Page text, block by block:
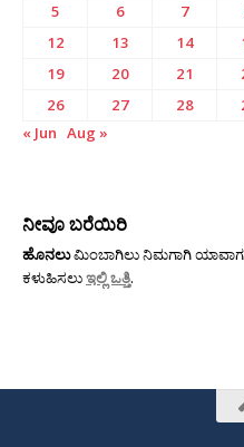
5
6 7
12
13 14
19
20 21
26
27 28
« Jun Aug »
ನೀವೂ ಬರೆಯಿರಿ
ಹೊನಲುಮಿಂಬಾಗಿಲು ನಿಮಗಾಗಿ
ಕಳುಹಿಸಲುಇಲ್ಲಿ ಒತ್ತಿ.